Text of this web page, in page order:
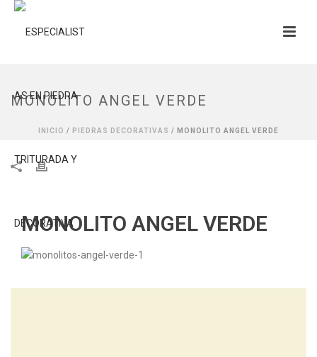
MONOLITO ANGEL VERDE
INICIO / PIEDRAS DECORATIVAS / MONOLITO ANGEL VERDE
MONOLITO ANGEL VERDE